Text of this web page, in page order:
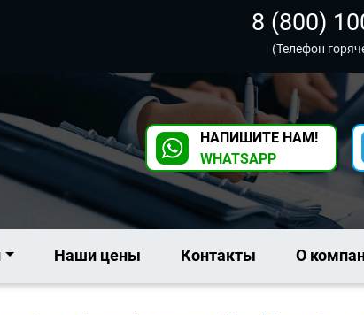
8 (800)
(Телефон
НАПИШИТЕ НАМ!
WHATSAPP
Наши цены Контакты О